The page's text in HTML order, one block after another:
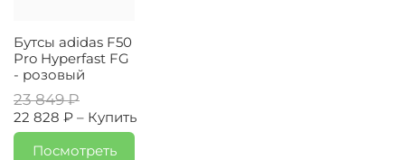
Бутсы adidas F50
Pro Hyperfast FG
- розовый
23 849 ₽
22 828 ₽ – Купить
Посмотреть